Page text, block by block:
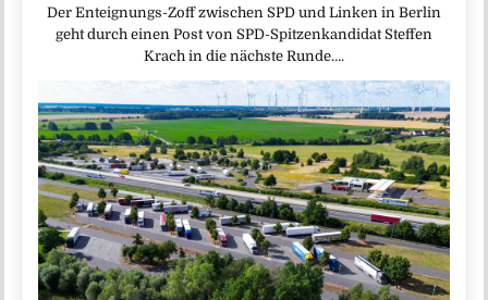
Der Enteignungs-Zoff zwischen SPD und Linken in Berlin
geht durch einen Post von SPD-Spitzenkandidat Steffen
Krach in die nächste Runde….